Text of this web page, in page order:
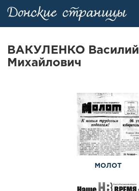
ВАКУЛЕНКО Василий
Михайлович
МОЛОТ